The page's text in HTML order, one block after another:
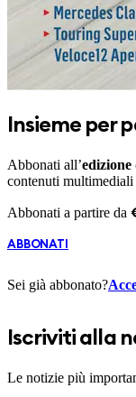
Insieme per
Abbonati all’edizione
contenuti
Abbonati a partire da
ABBONATI
Sei già abbonato?
Iscriviti alla
Le notizie più